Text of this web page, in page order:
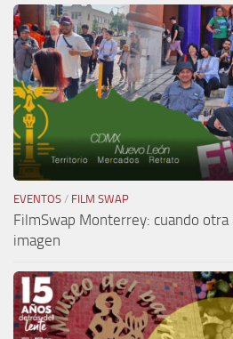
EVENTOS / FILM SWAP
FilmSwap Monterrey: cuando
imagen